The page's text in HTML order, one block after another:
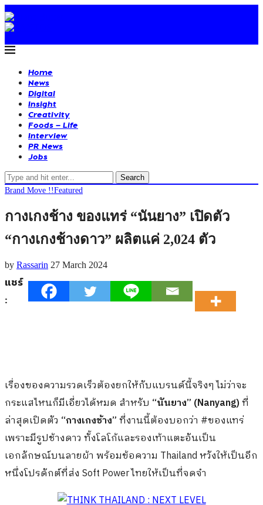
Home
News
Digital
Insight
Creativity
Foods – Life
Interview
PR News
Jobs
Search
Brand Move !!Featured
กางเกงช้าง ของแทร่ “นันยาง” เปิดตัว
“กางเกงช้างดาว” ผลิตแค่ 2,024 ตัว
by Rassarin 27 March 2024
แชร์
:
เรื่องของความรวดเร็วต้องยกให้กับแบรนด์นี้จริงๆ ไม่ว่าจะ
กระแสไหนก็มีเอี่ยวได้หมด สำหรับ “นันยาง” (Nanyang)ที่
ล่าสุดเปิดตัว “กางเกงช้าง”ที่งานนี้ต้องบอกว่า #ของแทร่
เพราะมีรูปช้างดาว ทั้งโลโก้และรองเท้าแตะอันเป็น
เอกลักษณ์บนลายผ้า พร้อมข้อความ Thailand หวังให้เป็นอีก
หนึ่งโปรดักต์ที่ส่ง Soft Power ไทยให้เป็นที่จดจำ